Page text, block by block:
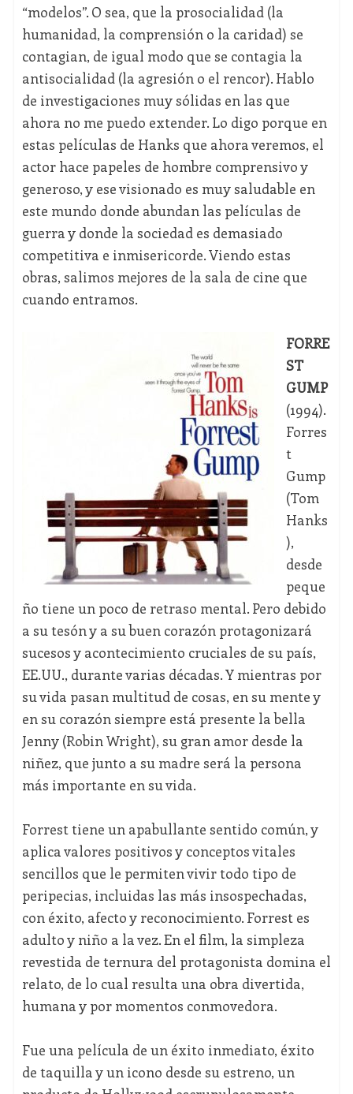
“modelos”. O sea, que la prosocialidad (la
humanidad, la comprensión o la caridad) se
contagian, de igual modo que se contagia la
antisocialidad (la agresión o el rencor). Hablo
de investigaciones muy sólidas en las que
ahora no me puedo extender. Lo digo porque en
estas películas de Hanks que ahora veremos, el
actor hace papeles de hombre comprensivo y
generoso, y ese visionado es muy saludable en
este mundo donde abundan las películas de
guerra y donde la sociedad es demasiado
competitiva e inmisericorde. Viendo estas
obras, salimos mejores de la sala de cine que
cuando entramos.
FORRE
ST
GUMP
(1994).
Forres
t
Gump
(Tom
Hanks
),
desde
peque
ño tiene un poco de retraso mental. Pero debido
a su tesón y a su buen corazón protagonizará
sucesos y acontecimiento cruciales de su país,
EE.UU., durante varias décadas. Y mientras por
su vida pasan multitud de cosas, en su mente y
en su corazón siempre está presente la bella
Jenny (Robin Wright), su gran amor desde la
niñez, que junto a su madre será la persona
más importante en su vida.
Forrest tiene un apabullante sentido común, y
aplica valores positivos y conceptos vitales
sencillos que le permiten vivir todo tipo de
peripecias, incluidas las más insospechadas,
con éxito, afecto y reconocimiento. Forrest es
adulto y niño a la vez. En el film, la simpleza
revestida de ternura del protagonista domina el
relato, de lo cual resulta una obra divertida,
humana y por momentos conmovedora.
Fue una película de un éxito inmediato, éxito
de taquilla y un icono desde su estreno, un